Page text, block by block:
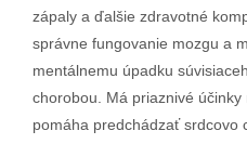
zápaly a ďalšie zdravotné
správne fungovanie mozgu a
mentálnemu úpadku
chorobou. Má priaznivé
pomáha predchádzať srdcovo